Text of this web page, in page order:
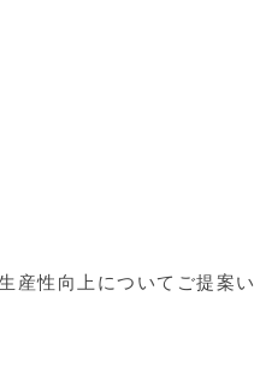
における生産性向